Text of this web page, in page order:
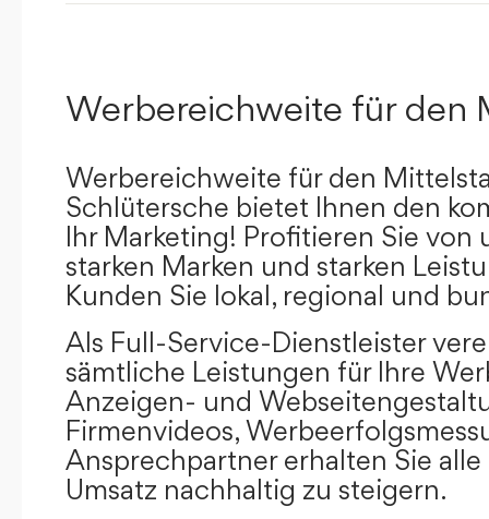
Werbereichweite für den
Werbereichweite für den
Schlütersche bietet Ihnen den
Ihr Marketing! Profitieren Sie von
starken Marken und starken
Kunden Sie lokal, regional und
Als Full-Service-Dienstleister
sämtliche Leistungen für Ihre
Anzeigen- und
Firmenvideos,
Ansprechpartner erhalten Sie
Umsatz nachhaltig zu steigern.